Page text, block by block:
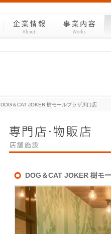
DOG＆CAT JOKER 樹モールプラザ川口店
DOG＆CAT JOKER 樹モ